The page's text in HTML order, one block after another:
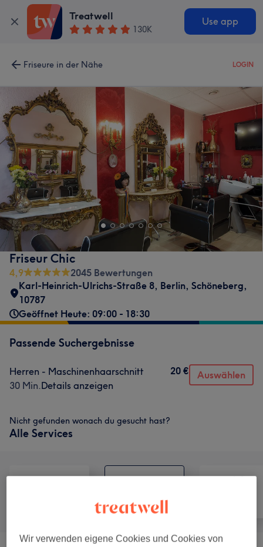
Treatwell
130K
Use app
Friseure in der Nähe LOGIN
Friseur Chic
4,9
2045 Bewertungen
Karl-Heinrich-Ulrichs-Straße 8, Berlin, Schöneberg,
10787
Geöffnet Heute: 09:00 - 18:30
Passende Suchergebnisse
Herren - Maschinenhaarschnitt
30 Min.Details anzeigen
20 € Auswählen
Nicht gefunden wonach du gesucht hast?
Alle Services
Friseur
Wir verwenden eigene Cookies und Cookies von